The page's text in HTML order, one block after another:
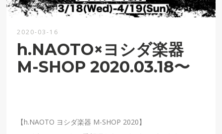
2020-03-16
h.NAOTO×ヨシダ楽器
M-SHOP 2020.03.18〜
【h.NAOTO ヨシダ楽器 M-SHOP 2020】